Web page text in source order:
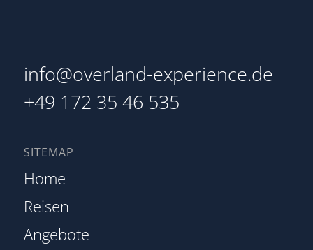
info@overland-experience.de
+49 172 35 46 535
SITEMAP
Home
Reisen
Angebote